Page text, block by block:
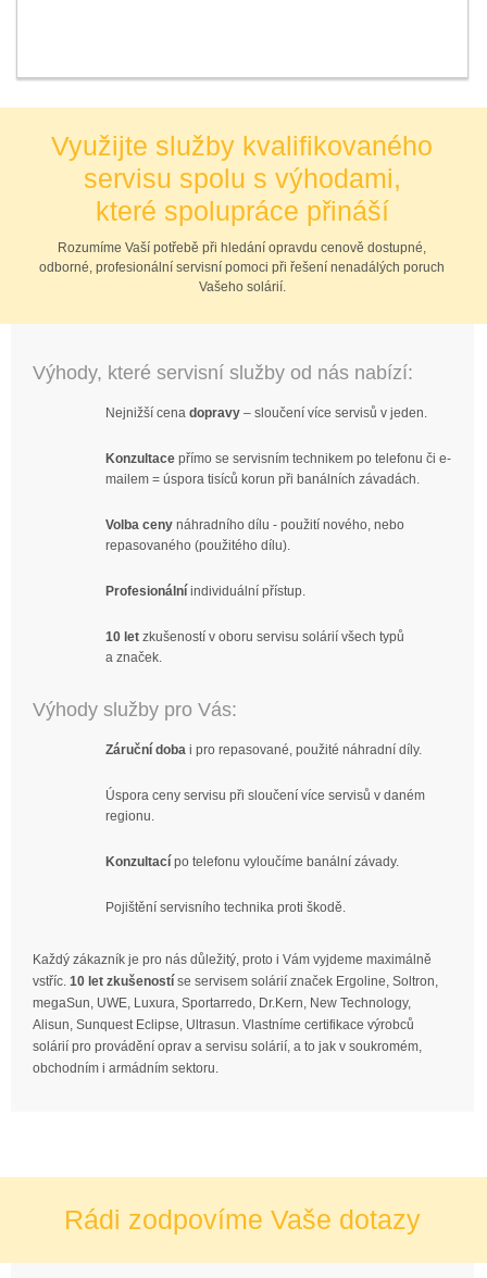
Využijte služby kvalifikovaného
servisu spolu s výhodami,
které spolupráce přináší
Rozumíme Vaší potřebě při hledání opravdu cenově dostupné,
odborné, profesionální servisní pomoci při řešení nenadálých poruch
Vašeho solárií.
Výhody, které servisní služby od nás nabízí:
Nejnižší cena dopravy – sloučení více servisů v jeden.
Konzultace přímo se servisním technikem po telefonu či e-
mailem = úspora tisíců korun při banálních závadách.
Volba ceny náhradního dílu - použití nového, nebo
repasovaného (použitého dílu).
Profesionální individuální přístup.
10 let zkušeností v oboru servisu solárií všech typů
a značek.
Výhody služby pro Vás:
Záruční doba i pro repasované, použité náhradní díly.
Úspora ceny servisu při sloučení více servisů v daném
regionu.
Konzultací po telefonu vyloučíme banální závady.
Pojištění servisního technika proti škodě.
Každý zákazník je pro nás důležitý, proto i Vám vyjdeme maximálně
vstříc. 10 let zkušeností se servisem solárií značek Ergoline, Soltron,
megaSun, UWE, Luxura, Sportarredo, Dr.Kern, New Technology,
Alisun, Sunquest Eclipse, Ultrasun. Vlastníme certifikace výrobců
solárií pro provádění oprav a servisu solárií, a to jak v soukromém,
obchodním i armádním sektoru.
Rádi zodpovíme Vaše dotazy